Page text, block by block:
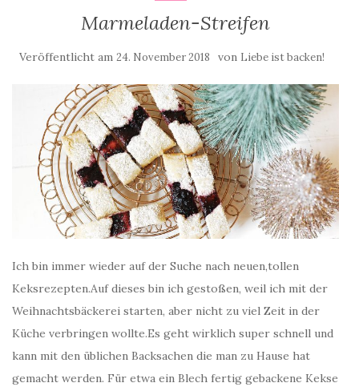
Marmeladen-Streifen
Veröffentlicht am 24. November 2018 von Liebe ist backen!
Ich bin immer wieder auf der Suche nach neuen,tollen
Keksrezepten.Auf dieses bin ich gestoßen, weil ich mit der
Weihnachtsbäckerei starten, aber nicht zu viel Zeit in der
Küche verbringen wollte.Es geht wirklich super schnell und
kann mit den üblichen Backsachen die man zu Hause hat
gemacht werden. Für etwa ein Blech fertig gebackene Kekse